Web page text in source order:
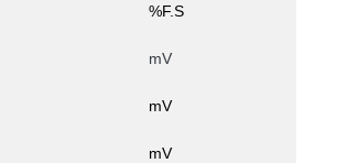
%F.S
mV
mV
mV